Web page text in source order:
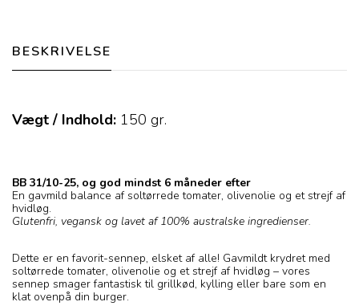
BESKRIVELSE
Vægt / Indhold: 150 gr.
BB 31/10-25, og god mindst 6 måneder efter
En gavmild balance af soltørrede tomater, olivenolie og et strejf af
hvidløg.
Glutenfri, vegansk og lavet af 100% australske ingredienser.
Dette er en favorit-sennep, elsket af alle! Gavmildt krydret med
soltørrede tomater, olivenolie og et strejf af hvidløg – vores
sennep smager fantastisk til grillkød, kylling eller bare som en
klat ovenpå din burger.